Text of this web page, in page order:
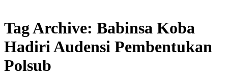
Tag Archive: Babinsa Koba
Hadiri Audensi Pembentukan
Polsub